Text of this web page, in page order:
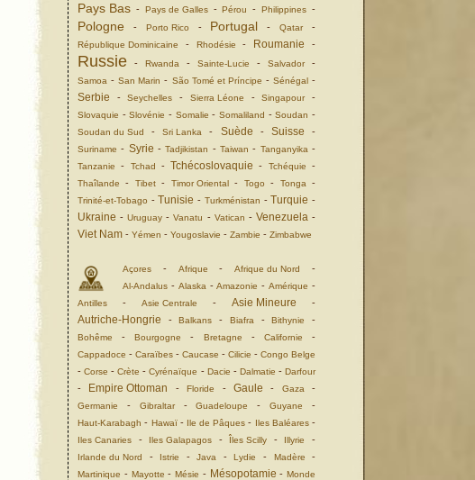
Pays Bas - Pays de Galles-Pérou -Philippines -
Pologne - Porto Rico - Portugal -Qatar-
République Dominicaine - Rhodésie - Roumanie -
Russie - Rwanda - Sainte-Lucie - Salvador-
Samoa -San Marin - São Tomé et Príncipe - Sénégal-
Serbie -Seychelles - Sierra Léone -Singapour-
Slovaquie -Slovénie - Somalie -Somaliland -Soudan -
Soudan du Sud -Sri Lanka - Suède - Suisse -
Suriname - Syrie -Tadjikistan -Taiwan - Tanganyika -
Tanzanie - Tchad -Tchécoslovaquie - Tchéquie -
Thaîlande - Tibet- Timor Oriental- Togo - Tonga -
Trinité-et-Tobago -Tunisie - Turkménistan -Turquie -
Ukraine -Uruguay -Vanatu - Vatican - Venezuela -
Viet Nam - Yémen - Yougoslavie - Zambie - Zimbabwe
Açores - Afrique -Afrique du Nord -
Al-Andalus - Alaska -Amazonie -Amérique -
Antilles - Asie Centrale - Asie Mineure -
Autriche-Hongrie -Balkans - Biafra -Bithynie -
Bohême -Bourgogne - Bretagne - Californie -
Cappadoce - Caraïbes - Caucase - Cilicie - Congo Belge
-Corse -Crète -Cyrénaïque - Dacie - Dalmatie -Darfour
- Empire Ottoman -Floride - Gaule - Gaza -
Germanie - Gibraltar-Guadeloupe -Guyane -
Haut-Karabagh - Hawaï- Ile de Pâques - Iles Baléares-
Iles Canaries - Iles Galapagos -Îles Scilly - Illyrie -
Irlande du Nord - Istrie -Java -Lydie - Madère -
Martinique - Mayotte - Mésie - Mésopotamie - Monde